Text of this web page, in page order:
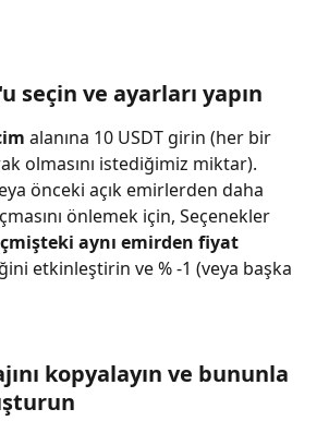
seçin ve ayarları yapın
alanına 10 USDT girin (her bir
olmasını istediğimiz miktar).
önceki açık emirlerden daha
önlemek için, Seçenekler
aynı emirden fiyat
etkinleştirin ve % -1 (veya başka
kopyalayın ve bununla